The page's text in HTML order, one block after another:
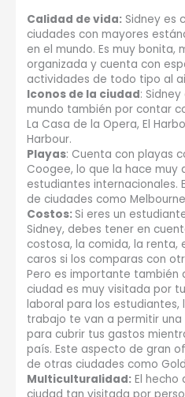
Calidad de vida:Sidney es
ciudades con mayores
en el mundo. Es muy bonita,
organizada y cuenta con
actividades de todo tipo al
Iconos de la ciudad:
mundo también por contar
La Casa de la Opera, El
Harbour.
Playas: Cuenta con playas
Coogee, lo que la hace muy
estudiantes internacionales.
de ciudades como
Costos: Si eres un
Sidney, debes tener en
costosa, la comida, la renta,
caros si los comparas con
Pero es importante también
ciudad es muy visitada por
laboral para los estudiantes,
trabajo te van a permitir
para cubrir tus gastos
país. Este aspecto de gran
de otras ciudades como
Multiculturalidad:El hecho